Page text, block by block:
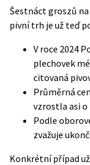
Šestnáct groszů
pivní trh je už teď
V roce 2024
plechovek
citovaná
Průměrná
vzrostla asi o
Podle
zvažuje
Konkrétní případ